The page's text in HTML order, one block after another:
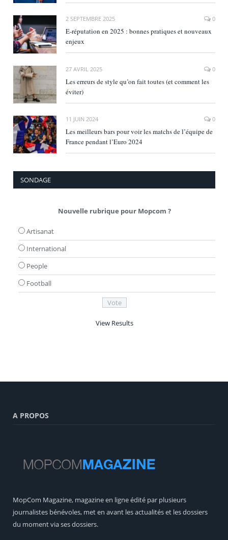
2 SEPTEMBRE 2025 0
E‑réputation en 2025 : bonnes pratiques et nouveaux
enjeux
27 AVRIL 2025 0
Les erreurs de style qu’on fait toutes (et comment les
éviter)
11 JUIN 2024 0
Les meilleurs bars pour voir les matchs de l’équipe de
France pendant l’Euro 2024
SONDAGE
Nouvelle rubrique pour Mopcom ?
Artisanat
International
People
Football
View Results
A PROPOS
MopCom Magazine, magazine en ligne édité par plusieurs
journalistes bénévoles, met en avant les actualités et les dossiers
du moment via ses dossiers.